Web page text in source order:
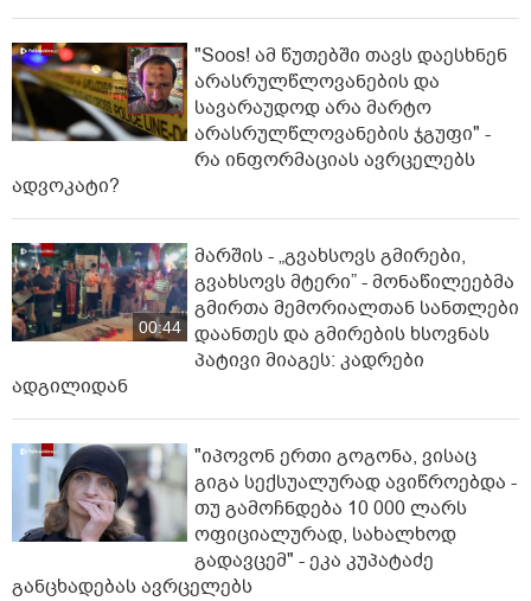
"Soos! ამ წუთებში თავს დაესხნენ
არასრულწლოვანების და
სავარაუდოდ არა მარტო
არასრულწლოვანების ჯგუფი" -
რა ინფორმაციას ავრცელებს
ადვოკატი?
00:44
მარშის - „გვახსოვს გმირები,
გვახსოვს მტერი” - მონაწილეებმა
გმირთა მემორიალთან სანთლები
დაანთეს და გმირების ხსოვნას
პატივი მიაგეს: კადრები
ადგილიდან
"იპოვონ ერთი გოგონა, ვისაც
გიგა სექსუალურად ავიწროებდა -
თუ გამოჩნდება 10 000 ლარს
ოფიციალურად, სახალხოდ
გადავცემ" - ეკა კუპატაძე
განცხადებას ავრცელებს